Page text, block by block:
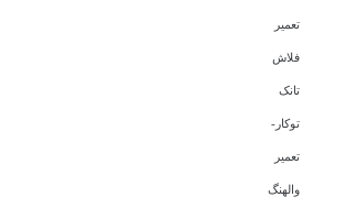
تعمیر
فلاش
تانک
توکار-
تعمیر
والهنگ